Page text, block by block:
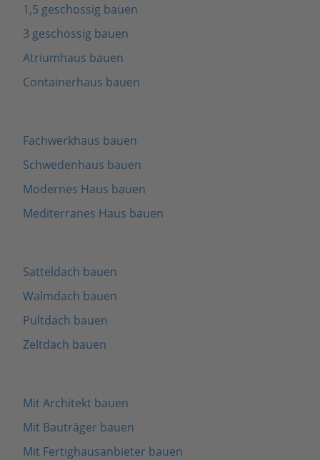
1,5 geschossig bauen
3 geschossig bauen
Atriumhaus bauen
Containerhaus bauen
Fachwerkhaus bauen
Schwedenhaus bauen
Modernes Haus bauen
Mediterranes Haus bauen
Satteldach bauen
Walmdach bauen
Pultdach bauen
Zeltdach bauen
Mit Architekt bauen
Mit Bauträger bauen
Mit Fertighausanbieter bauen